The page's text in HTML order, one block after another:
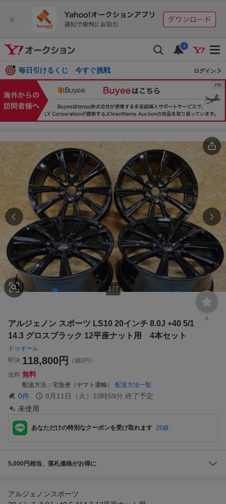
i
毎日引けるくじ 今すぐ挑戦 ログイン
1 /7
6
アルジェノン スポーツ LS10 20インチ 8.0J +40 5/1
14.3 グロスブラック 12平座ナット用 4本セット
ドゥオール
即決 118,800円
（税0円）
送料 無料
配送方法 宅急便（ヤマト運輸） 配送方法一覧
0件 8月11日（火）10時59分 終了予定
未使用
あなただけの特別なクーポンを受け取れます 詳細
5,000円相当、落札価格がお得に
アルジェノンスポーツ